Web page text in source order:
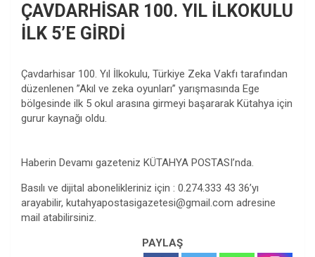
ÇAVDARHİSAR 100. YIL İLKOKULU
İLK 5’E GİRDİ
Çavdarhisar 100. Yıl İlkokulu, Türkiye Zeka Vakfı tarafından
düzenlenen ”Akıl ve zeka oyunları” yarışmasında Ege
bölgesinde ilk 5 okul arasına girmeyi başararak Kütahya için
gurur kaynağı oldu.
Haberin Devamı gazeteniz KÜTAHYA POSTASI’nda.
Basılı ve dijital abonelikleriniz için : 0.274.333 43 36’yı
arayabilir, kutahyapostasigazetesi@gmail.com adresine
mail atabilirsiniz.
PAYLAŞ